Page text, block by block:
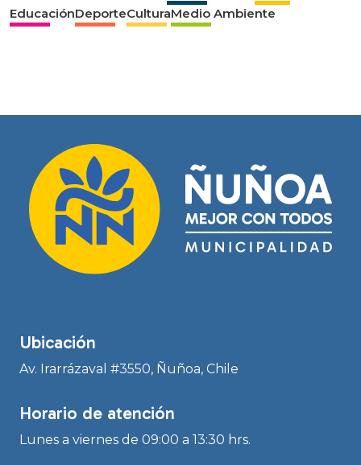
EducaciónDeporteCulturaMedio Ambiente
Ubicación
Av. Irarrázaval #3550, Ñuñoa, Chile
Horario de atención
Lunes a viernes de 09:00 a 13:30 hrs.